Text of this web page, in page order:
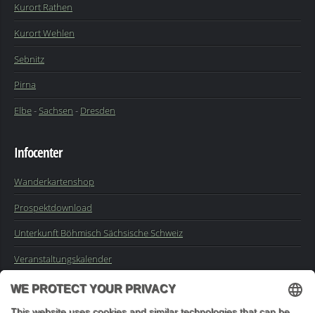
Kurort Rathen
Kurort Wehlen
Sebnitz
Pirna
Elbe-Sachsen - Dresden
Infocenter
Wanderkartenshop
Prospektdownload
Unterkunft Böhmisch Sächsische Schweiz
Veranstaltungskalender